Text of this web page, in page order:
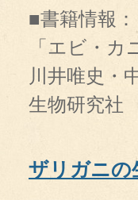
■書籍情報：
「エビ・
川井唯史・
生物研究
ザリガニの